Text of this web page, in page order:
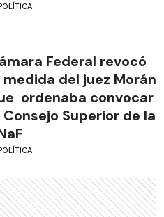
Federal revocó
medida del juez Morán
ordenaba convocar
Consejo Superior de la